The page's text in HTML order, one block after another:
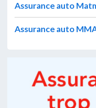
Assurance auto
Assurance auto